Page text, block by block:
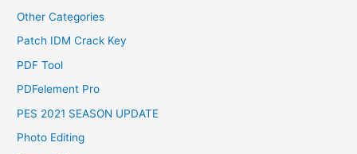
Other Categories
Patch IDM Crack Key
PDF Tool
PDFelement Pro
PES 2021 SEASON UPDATE
Photo Editing